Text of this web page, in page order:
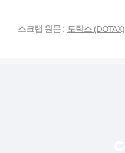
스크랩 원문 : 도탁스 (DOTAX)